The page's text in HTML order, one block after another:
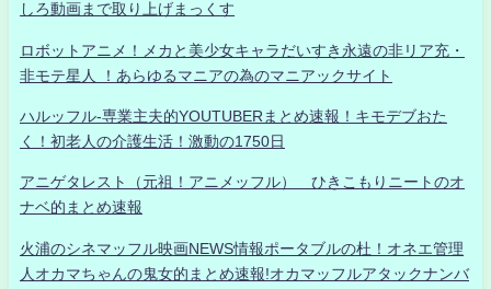
しろ動画まで取り上げまっくす
ロボットアニメ！メカと美少女キャラだいすき永遠の非リア充・
非モテ星人 ！あらゆるマニアの為のマニアックサイト
ハルッフル-専業主夫的YOUTUBERまとめ速報！キモデブおた
く！初老人の介護生活！激動の1750日
アニゲタレスト（元祖！アニメッフル） ひきこもりニートのオ
ナベ的まとめ速報
火浦のシネマッフル映画NEWS情報ポータブルの杜！オネエ管理
人オカマちゃんの鬼女的まとめ速報!オカマッフルアタックナンバ